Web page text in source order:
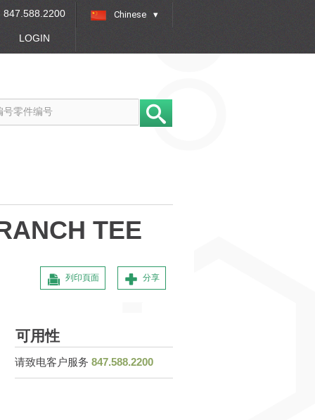
Chinese
847.588.2200
LOGIN
TEE
分享
列印頁面
可用性
请致电客户服务 847.588.2200